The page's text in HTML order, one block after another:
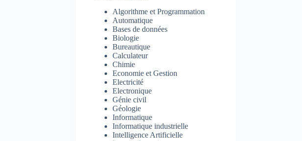
Algorithme et Programmation
Automatique
Bases de données
Biologie
Bureautique
Calculateur
Chimie
Economie et Gestion
Electricité
Electronique
Génie civil
Géologie
Informatique
Informatique industrielle
Intelligence Artificielle